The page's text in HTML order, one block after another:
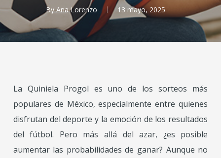
By Ana Lorenzo 13 mayo, 2025
La Quiniela Progol es uno de los sorteos más
populares de México, especialmente entre quienes
disfrutan del deporte y la emoción de los resultados
del fútbol. Pero más allá del azar, ¿es posible
aumentar las probabilidades de ganar? Aunque no